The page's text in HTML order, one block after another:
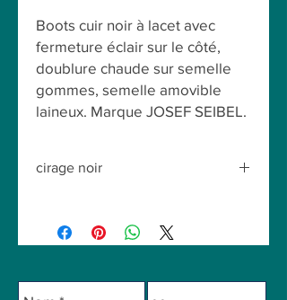
Boots cuir noir à lacet avec
fermeture éclair sur le côté,
doublure chaude sur semelle
gommes, semelle amovible
laineux. Marque JOSEF SEIBEL.
cirage noir